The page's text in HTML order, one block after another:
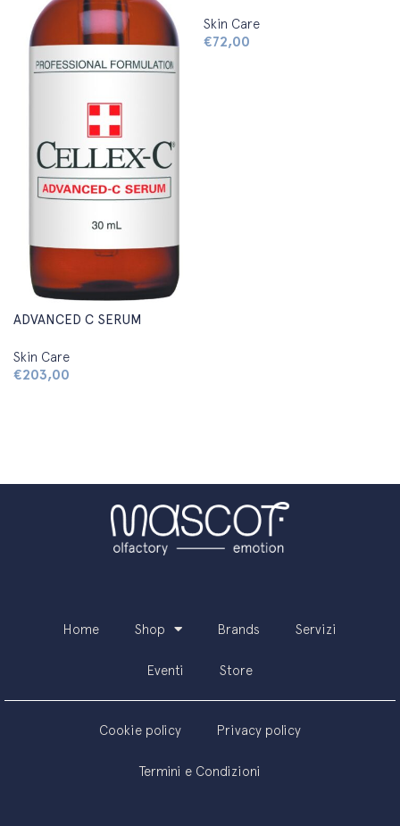
ADVANCED C SERUM
Skin Care
€203,00
Skin Care
€72,00
Home Shop Brands Servizi
Eventi Store
Cookie policy Privacy policy
Termini e Condizioni